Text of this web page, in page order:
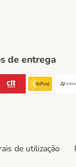
Method
de entrega
GLS ShippingCTTExpress
de utilização